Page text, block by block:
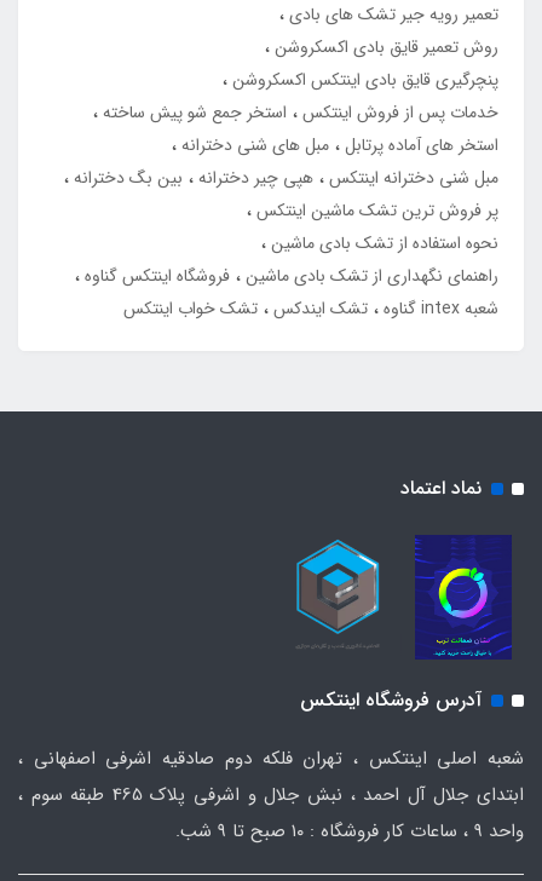
تعمیر رویه جیر تشک های بادی
روش تعمیر قایق بادی اکسکروشن
پنچرگیری قایق بادی اینتکس اکسکروشن
خدمات پس از فروش اینتکس
استخر جمع شو پیش ساخته
استخر های آماده پرتابل مبل های شنی دخترانه
مبل شنی دخترانه اینتکس هپی چیر دخترانه
بین بگ دخترانه
پر فروش ترین تشک ماشین اینتکس
نحوه استفاده از تشک بادی ماشین
راهنمای نگهداری از تشک بادی ماشین فروشگاه اینتکس گناوه
شعبه intex گناوه
تشک ایندکس تشک خواب اینتکس
نماد اعتماد
آدرس فروشگاه اینتکس
شعبه اصلی اینتکس ، تهران فلکه دوم صادقیه اشرفی اصفهانی ،
ابتدای جلال آل احمد ، نبش جلال و اشرفی پلاک 465 طبقه سوم ،
واحد ۹ ، ساعات کار فروشگاه : ۱۰ صبح تا ۹ شب.